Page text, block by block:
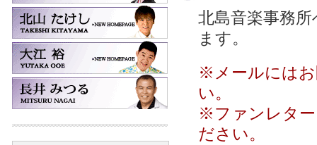
北島音楽事務
ます。
※メールにはお
い。
※ファンレター
ださい。